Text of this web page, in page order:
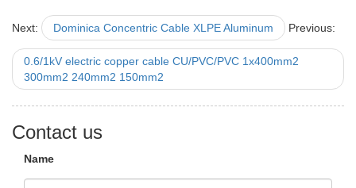
Next: Dominica Concentric Cable XLPE Aluminum Previous:
0.6/1kV electric copper cable CU/PVC/PVC 1x400mm2
300mm2 240mm2 150mm2
Contact us
Name